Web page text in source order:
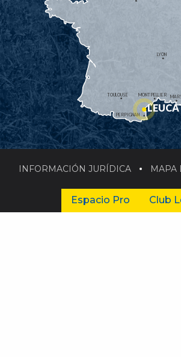
MONTPELLIER
PERPIGNAN
TOULOUSE
LYON
INFORMACIÓN JURÍDICA MAPA
Espacio Pro Club